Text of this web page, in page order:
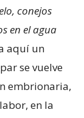
conejos
en el agua
aquí un
se vuelve
embrionaria,
en la